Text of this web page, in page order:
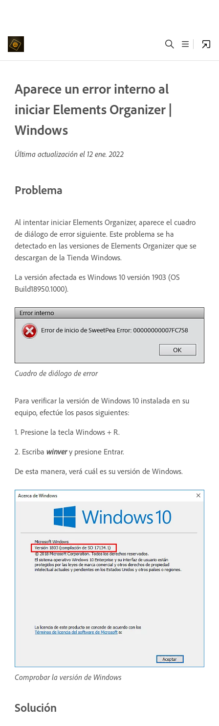
Aparece un error interno al
iniciar Elements Organizer |
Windows
Última actualización el 12 ene. 2022
Problema
Al intentar iniciar Elements Organizer, aparece el cuadro
de diálogo de error siguiente. Este problema se ha
detectado en las versiones de Elements Organizer que se
descargan de la Tienda Windows.
La versión afectada es Windows 10 versión 1903 (OS
Build18950.1000).
Cuadro de diálogo de error
Para verificar la versión de Windows 10 instalada en su
equipo, efectúe los pasos siguientes:
1. Presione la tecla Windows + R.
2. Escriba winvery presione Entrar.
De esta manera, verá cuál es su versión de Windows.
Comprobar la versión de Windows
Solución